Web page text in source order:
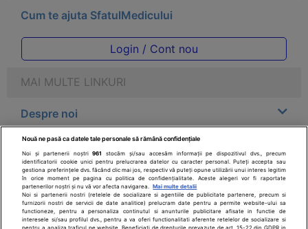
Cum te ajuta SfatulMedicului
Login / Cont nou
MAI MULTE LINKURI
Despre noi
Legal
Drepturile consumatorului
Parteneri
Nouă ne pasă ca datele tale personale să rămână confidențiale
Noi și partenerii noștri961
stocăm și/sau accesăm informații pe dispozitivul dvs., precum
identificatorii cookie unici pentru prelucrarea datelor cu caracter personal. Puteți accepta sau
gestiona preferințele dvs. făcând clic mai jos, respectiv vă puteți opune utilizării unui interes legitim
în orice moment pe pagina cu politica de confidențialitate. Aceste alegeri vor fi raportate
partenerilor noștri și nu vă vor afecta navigarea.
Mai multe detalii
Noi si partenerii nostri (retelele de socializare si agentiile de publicitate partenere, precum si
furnizorii nostri de servicii de date analitice) prelucram date pentru a permite website-ului sa
functioneze, pentru a personaliza continutul si anunturile publicitare afisate in functie de
interesele si/sau profilul dvs., pentru a va oferi functionalitati aferente retelelor de socializare si
pentru a analiza traficul pe website. Beneficiati de drepturile prevazute de art. 15-22 din GDPR in